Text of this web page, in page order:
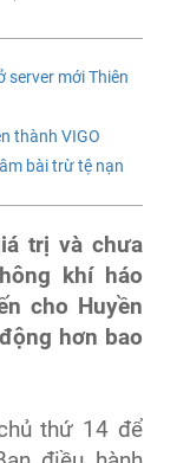
server mới Thiên
thành VIGO
bài trừ tệ nạn
trị và chưa
khí háo
cho Huyền
hơn bao
thứ 14 để